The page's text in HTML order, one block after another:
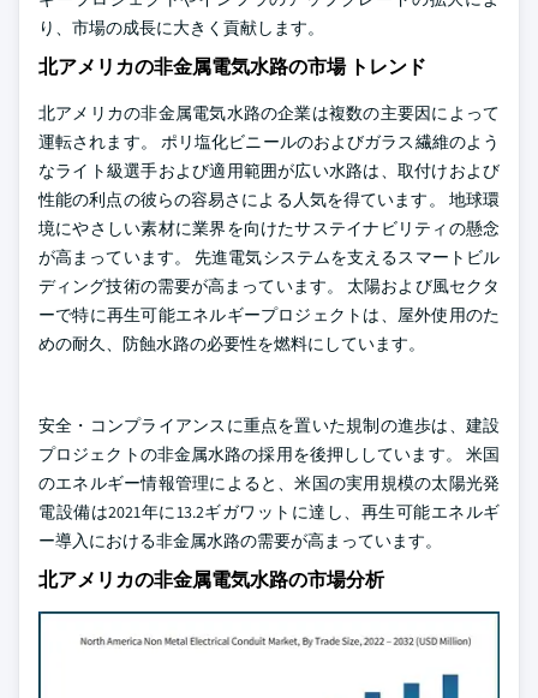
り、市場の成長に大きく貢献します。
北アメリカの非金属電気水路の市場 トレンド
北アメリカの非金属電気水路の企業は複数の主要因によって
運転されます。 ポリ塩化ビニールのおよびガラス繊維のよう
なライト級選手および適用範囲が広い水路は、取付けおよび
性能の利点の彼らの容易さによる人気を得ています。 地球環
境にやさしい素材に業界を向けたサステイナビリティの懸念
が高まっています。 先進電気システムを支えるスマートビル
ディング技術の需要が高まっています。 太陽および風セクタ
ーで特に再生可能エネルギープロジェクトは、屋外使用のた
めの耐久、防蝕水路の必要性を燃料にしています。
安全・コンプライアンスに重点を置いた規制の進歩は、建設
プロジェクトの非金属水路の採用を後押ししています。 米国
のエネルギー情報管理によると、米国の実用規模の太陽光発
電設備は2021年に13.2ギガワットに達し、再生可能エネルギ
ー導入における非金属水路の需要が高まっています。
北アメリカの非金属電気水路の市場分析